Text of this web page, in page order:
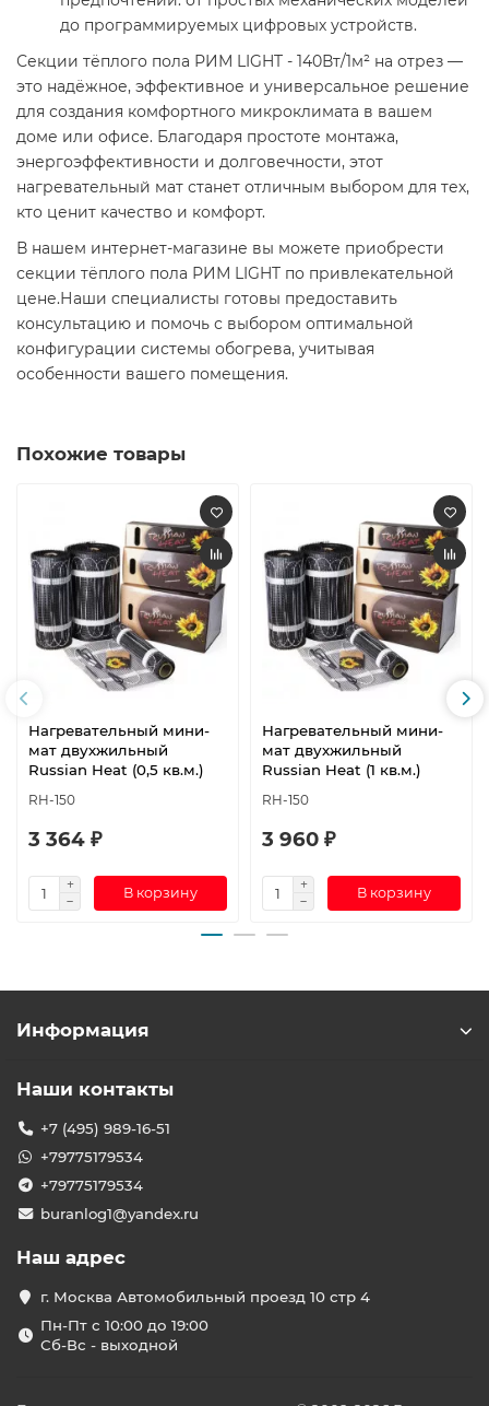
до программируемых цифровых устройств.
Секции тёплого пола РИМ LIGHT - 140Вт/1м² на отрез —
это надёжное, эффективное и универсальное решение
для создания комфортного микроклимата в вашем
доме или офисе. Благодаря простоте монтажа,
энергоэффективности и долговечности, этот
нагревательный мат станет отличным выбором для тех,
кто ценит качество и комфорт.
В нашем интернет-магазине вы можете приобрести
секции тёплого пола РИМ LIGHT по привлекательной
цене.Наши специалисты готовы предоставить
консультацию и помочь с выбором оптимальной
конфигурации системы обогрева, учитывая
особенности вашего помещения.
Похожие товары
Нагревательный мини-
мат двухжильный
Russian Heat (0,5 кв.м.)
RH-150
3 364 ₽
В корзину
Нагревательный мини-
мат двухжильный
Russian Heat (1 кв.м.)
RH-150
3 960 ₽
В корзину
Информация
Наши контакты
+7 (495) 989-16-51
+79775179534
+79775179534
buranlog1@yandex.ru
Наш адрес
г. Москва Автомобильный проезд 10 стр 4
Пн-Пт с 10:00 до 19:00
Сб-Вс - выходной